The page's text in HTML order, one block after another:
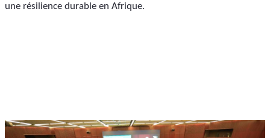
une résilience durable en Afrique.